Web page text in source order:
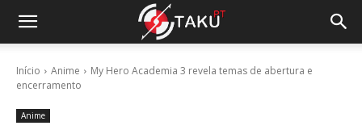
Início Anime
My Hero Academia 3 revela temas de abertura e
encerramento
Anime